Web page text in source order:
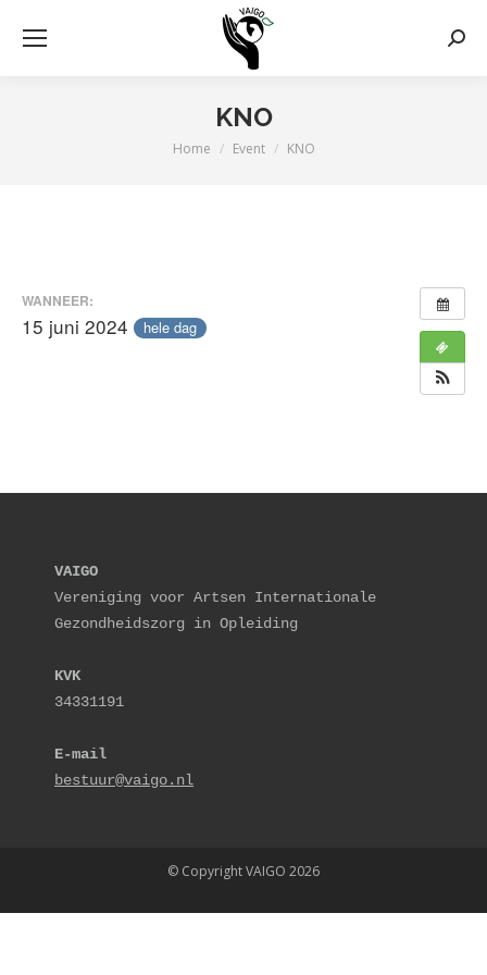
KNO
Je bent hier:
Home Event KNO
WANNEER:
15 juni 2024 hele dag
VAIGO
Vereniging voor Artsen Internationale
Gezondheidszorg in Opleiding
KVK
34331191
E-mail
bestuur@vaigo.nl
© Copyright VAIGO 2026